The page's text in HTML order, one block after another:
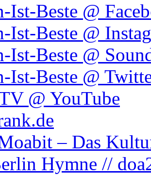
Ist-Beste @
Ist-Beste @
Ist-Beste @
Ist-Beste @
@ YouTube
– Das
Hymne //